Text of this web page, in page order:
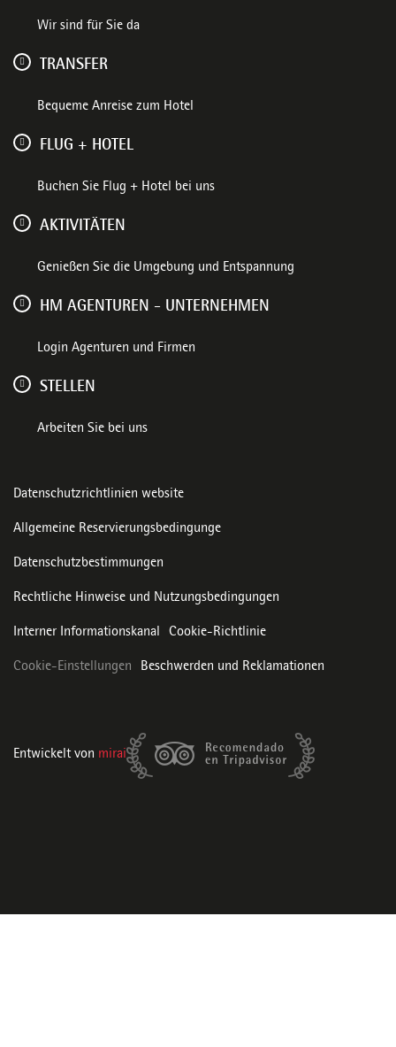
Wir sind für Sie da
TRANSFER
Bequeme Anreise zum Hotel
FLUG + HOTEL
Buchen Sie Flug + Hotel bei uns
AKTIVITÄTEN
Genießen Sie die Umgebung und Entspannung
HM AGENTUREN - UNTERNEHMEN
Login Agenturen und Firmen
STELLEN
Arbeiten Sie bei uns
Datenschutzrichtlinien website
Allgemeine Reservierungsbedingunge
Datenschutzbestimmungen
Rechtliche Hinweise und Nutzungsbedingungen
Interner Informationskanal Cookie-Richtlinie
Cookie-Einstellungen Beschwerden und Reklamationen
Entwickelt von mirai